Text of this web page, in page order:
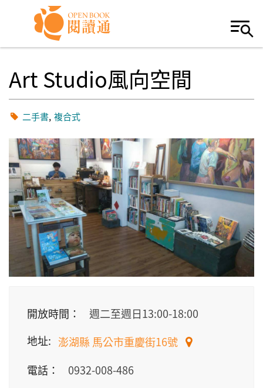
Skip to navigation
移至主內容
Art Studio風向空間
二手書 複合式
開放時間：
週二至週日13:00-18:00
地址: 澎湖縣 馬公市重慶街16號
電話：
0932-008-486